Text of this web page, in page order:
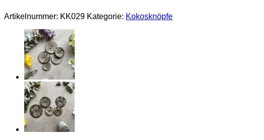
Artikelnummer: KK029 Kategorie: Kokosknöpfe